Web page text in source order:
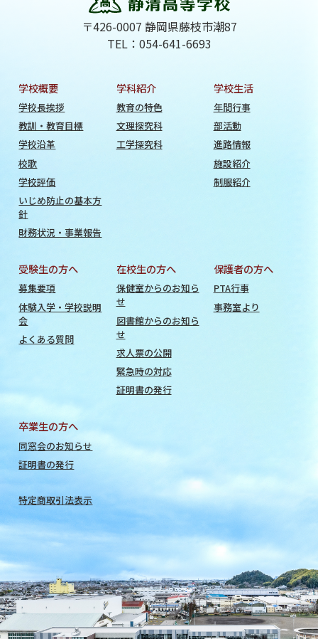
〒426-0007 静岡県藤枝市潮87
TEL：054-641-6693
学校概要
学校長挨拶
教訓・教育目標
学校沿革
校歌
学校評価
いじめ防止の基本方
針
財務状況・事業報告
学科紹介
教育の特色
文理探究科
工学探究科
学校生活
年間行事
部活動
進路情報
施設紹介
制服紹介
受験生の方へ
募集要項
体験入学・学校説明
会
よくある質問
在校生の方へ
保健室からのお知ら
せ
図書館からのお知ら
せ
求人票の公開
緊急時の対応
証明書の発行
保護者の方へ
PTA行事
事務室より
卒業生の方へ
同窓会のお知らせ
証明書の発行
特定商取引法表示